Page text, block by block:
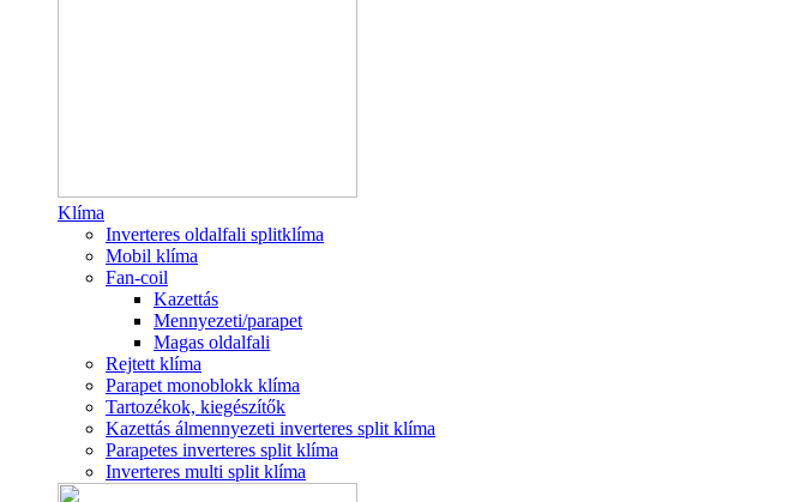
Klíma
Inverteres oldalfali splitklíma
Mobil klíma
Fan-coil
Kazettás
Mennyezeti/parapet
Magas oldalfali
Rejtett klíma
Parapet monoblokk klíma
Tartozékok, kiegészítők
Kazettás álmennyezeti inverteres split klíma
Parapetes inverteres split klíma
Inverteres multi split klíma